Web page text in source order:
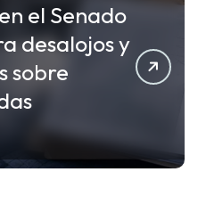
el Senado
desalojos y
sobre